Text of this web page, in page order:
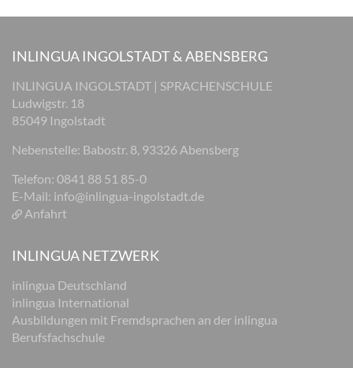
INLINGUA INGOLSTADT & ABENSBERG
INLINGUA INGOLSTADT | SPRACHENSCHULE
Ludwigstr. 18
85049 Ingolstadt
Nebenstelle: Babostr. 8, 93326 Abensberg
Telefon: 0841 88 51 85-0
E-Mail: info@inlingua-ingolstadt.de
Anfahrt
INLINGUA NETZWERK
inlingua Deutschland
inlingua International
Ausbildungen mit Fremdsprachen an der inlingua
Berufsfachschule